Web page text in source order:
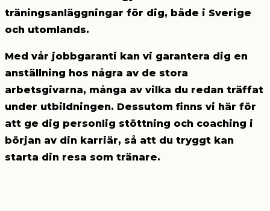
träningsanläggningar för dig, både i Sverige
och utomlands.
Med vår jobbgaranti kan vi garantera dig en
anställning hos några av de stora
arbetsgivarna, många av vilka du redan träffat
under utbildningen. Dessutom finns vi här för
att ge dig personlig stöttning och coaching i
början av din karriär, så att du tryggt kan
starta din resa som tränare.